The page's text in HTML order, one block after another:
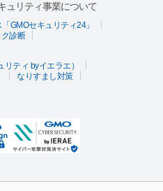
ュリティ事業について
GMOセキュリティ24」
診断
ティ byイエラエ）
なりすまし対策